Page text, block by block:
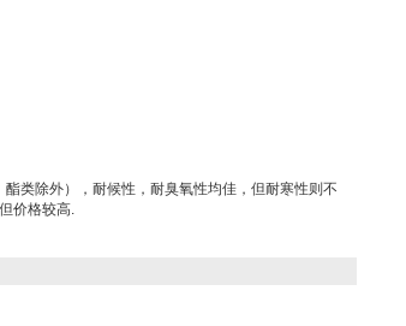
类除外），耐候性，耐臭氧性均佳，但耐寒性则不
价格较高.